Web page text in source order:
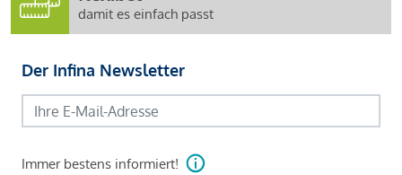
damit es einfach passt
Der Infina Newsletter
Immer bestens informiert!